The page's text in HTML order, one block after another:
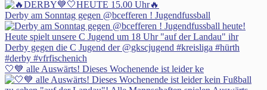
Derby am Sonntag gegen @bcefferen ! Jugendfussball
🤍💙 alle Auswärts! Dieses Wochenende ist leider ke